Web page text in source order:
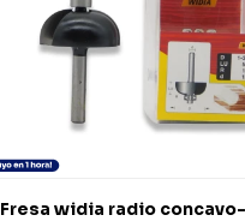
Fresa widia radio concavo-